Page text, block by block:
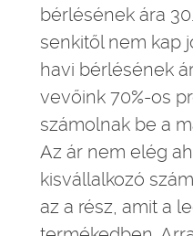
bérlésének ára
senkitől nem kap
havi bérlésének
vevőink 70%-os
számolnak be a
Az ár nem elég
kisvállalkozó
az a rész, amit a